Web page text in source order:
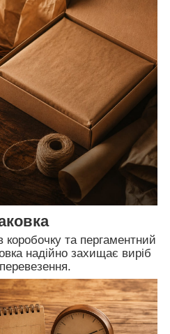
коробочку та пергаментний
надійно захищає виріб